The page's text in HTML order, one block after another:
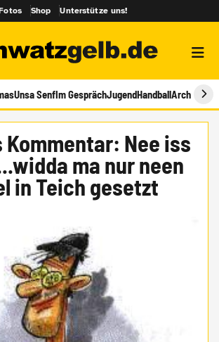
Shop Unterstütze uns!
Unsa SenfIm GesprächJugendHandballArchiv
Kommentar: Nee iss
ma nur neen
in Teich gesetzt